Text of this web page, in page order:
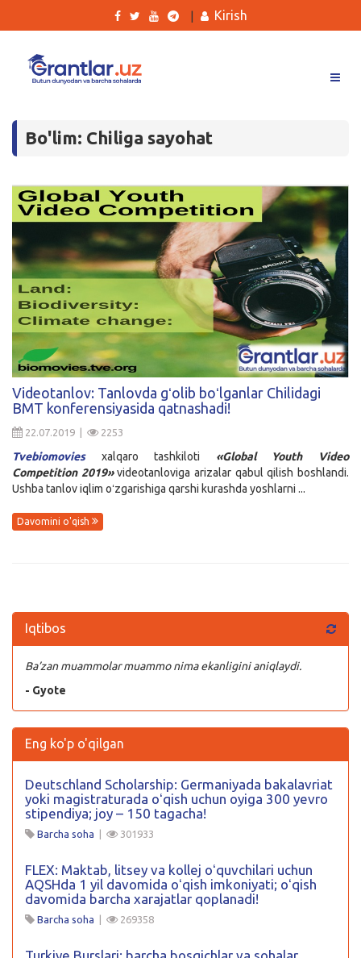
Tanlovlar
Kurslar
Blog
Yana
Qidirish
Kirish
Kirish
Bo'lim: Chiliga sayohat
Videotanlov: Tanlovda gʻolib boʻlganlar Chilidagi
BMT konferensiyasida qatnashadi!
22.07.2019 | 2253
Tvebiomovies xalqaro tashkiloti «Global Youth Video
Competition 2019»videotanloviga arizalar qabul qilish boshlandi.
Ushba tanlov iqlim oʻzgarishiga qarshi kurashda yoshlarni ...
Davomini o'qish
Iqtibos
Ba’zan muammolar muammo nima ekanligini aniqlaydi.
- Gyote
Eng ko'p o'qilgan
Deutschland Scholarship: Germaniyada bakalavriat
yoki magistraturada oʻqish uchun oyiga 300 yevro
stipendiya; joy – 150 tagacha!
Barcha soha 301933
FLEX: Maktab, litsey va kollej oʻquvchilari uchun
AQSHda 1 yil davomida oʻqish imkoniyati; oʻqish
davomida barcha xarajatlar qoplanadi!
Barcha soha 269358